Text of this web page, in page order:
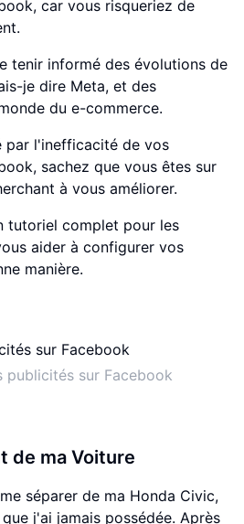
car vous risqueriez de
tenir informé des évolutions de
je dire Meta, et des
du e-commerce.
par l'inefficacité de vos
sachez que vous êtes sur
à vous améliorer.
tutoriel complet pour les
aider à configurer vos
manière.
publicités sur Facebook
de ma Voiture
séparer de ma Honda Civic,
j'ai jamais possédée. Après